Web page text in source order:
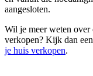
aangesloten.
Wil je meer weten
verkopen? Kijk dan
je huis verkopen.